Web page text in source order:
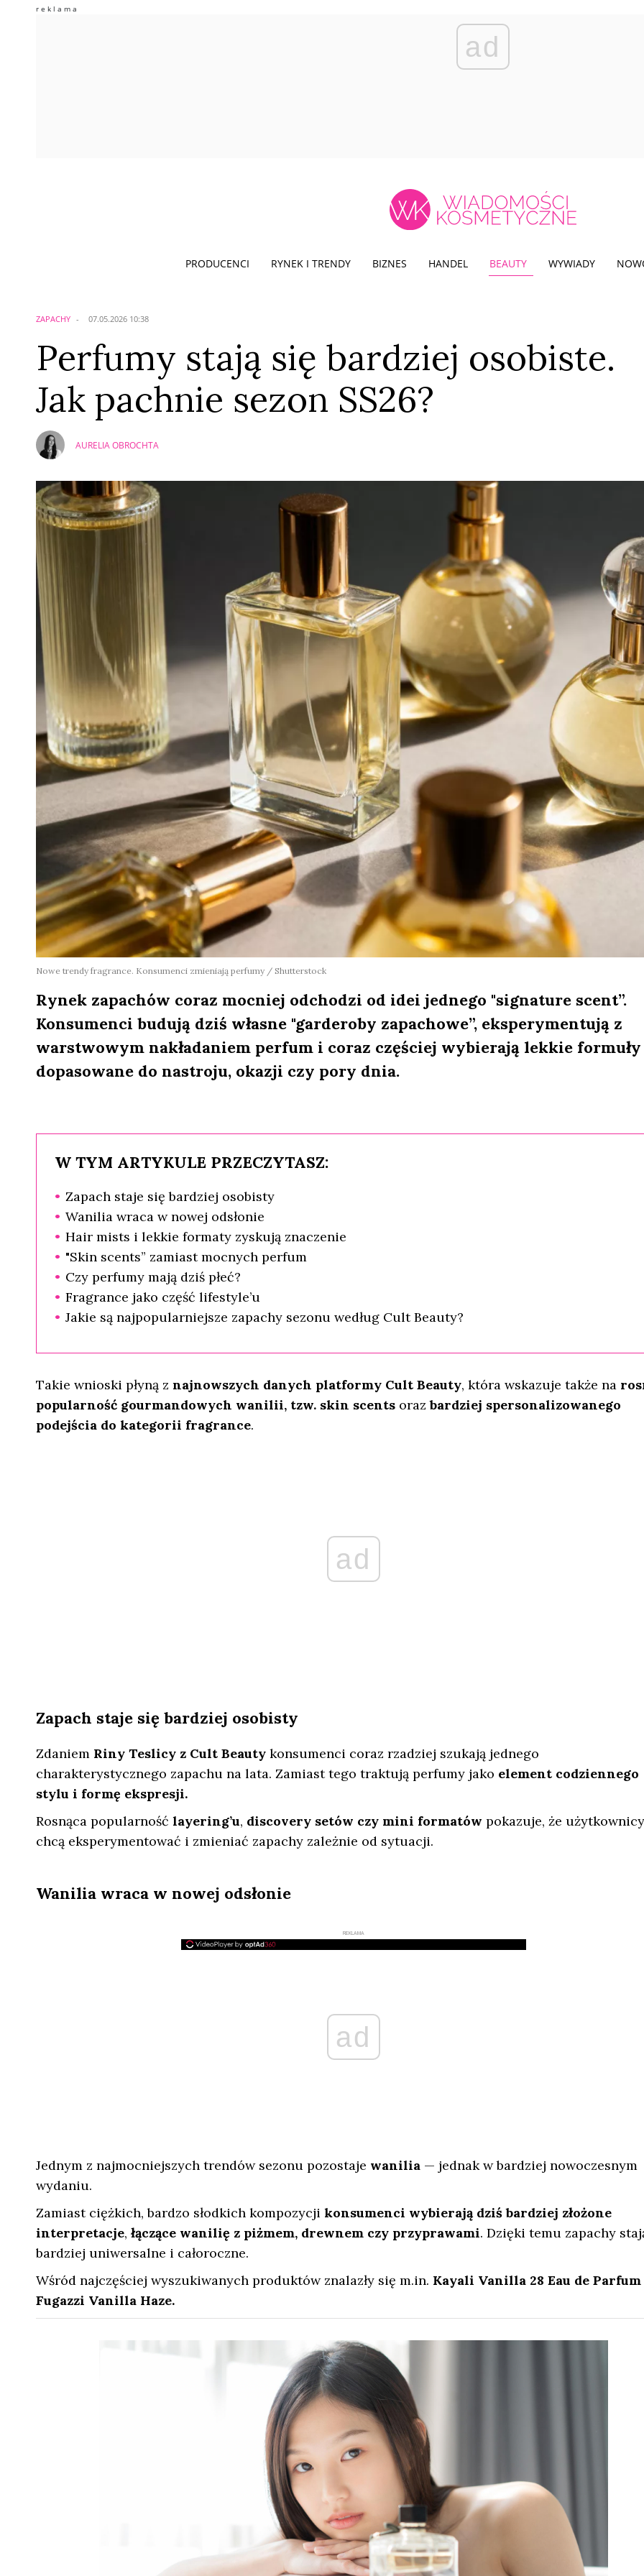
ad
PRODUCENCI RYNEK I TRENDY BIZNES HANDEL BEAUTY WYWIADY
ZAPACHY 07.05.2026 10:38
Perfumy stają się bardziej osobiste.
Jak pachnie sezon SS26?
AURELIA OBROCHTA
Nowe trendy fragrance. Konsumenci zmieniają perfumy / Shutterstock
Rynek zapachów coraz mocniej odchodzi od idei jednego "signature scent”.
Konsumenci budują dziś własne "garderoby zapachowe”, eksperymentują z
warstwowym nakładaniem perfum i coraz częściej wybierają lekkie formuły
dopasowane do nastroju, okazji czy pory dnia.
W TYM ARTYKULE PRZECZYTASZ:
Zapach staje się bardziej osobisty
Wanilia wraca w nowej odsłonie
Hair mists i lekkie formaty zyskują znaczenie
"Skin scents” zamiast mocnych perfum
Czy perfumy mają dziś płeć?
Fragrance jako część lifestyle’u
Jakie są najpopularniejsze zapachy sezonu według Cult Beauty?
Takie wnioski płyną z najnowszych danych platformy Cult Beauty, która wskazuje także na
popularność gourmandowych wanilii, tzw. skin scentsorazbardziej spersonalizowanego
podejścia do kategorii fragrance.
ad
Zapach staje się bardziej osobisty
Zdaniem Riny Teslicy z Cult Beautykonsumenci coraz rzadziej szukają jednego
charakterystycznego zapachu na lata. Zamiast tego traktują perfumy jako element codziennego
stylu i formę ekspresji.
Rosnąca popularność layering’u, discovery setów czy mini formatów pokazuje, że użytkownicy
chcą eksperymentować i zmieniać zapachy zależnie od sytuacji.
Wanilia wraca w nowej odsłonie
REKLAMA
ad
Jednym z najmocniejszych trendów sezonu pozostaje wanilia — jednak w bardziej nowoczesnym
wydaniu.
Zamiast ciężkich, bardzo słodkich kompozycji konsumenci wybierają dziś bardziej złożone
interpretacje, łączące wanilię z piżmem, drewnem czy przyprawami. Dzięki temu zapachy
bardziej uniwersalne i całoroczne.
Wśród najczęściej wyszukiwanych produktów znalazły się m.in. Kayali Vanilla 28 Eau de Parfum
Fugazzi Vanilla Haze.